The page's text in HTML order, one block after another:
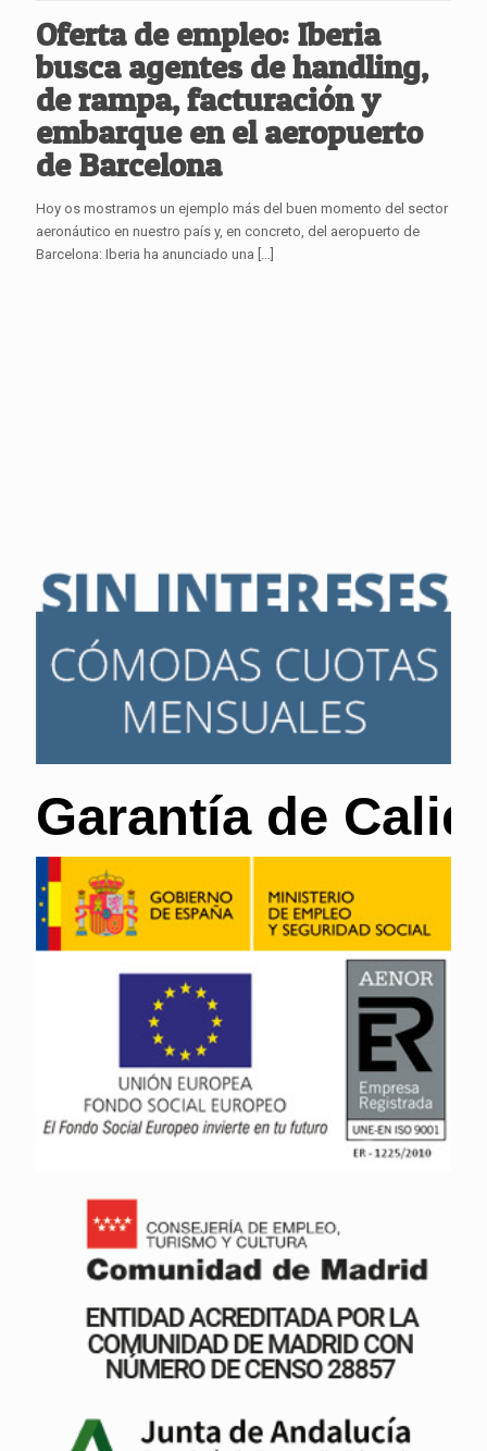
Oferta de empleo: Iberia
busca agentes de handling,
de rampa, facturación y
embarque en el aeropuerto
de Barcelona
Hoy os mostramos un ejemplo más del buen momento del sector
aeronáutico en nuestro país y, en concreto, del aeropuerto de
Barcelona: Iberia ha anunciado una […]
Garantía de